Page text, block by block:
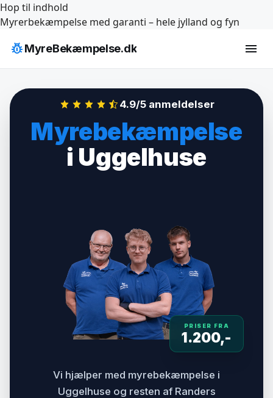
Hop til indhold
Myrerbekæmpelse med garanti – hele jylland og fyn
pest_controlMyreBekæmpelse.dk menu
4.9/5 anmeldelser
Myrebekæmpelse
i Uggelhuse
PRISER FRA
1.200,-
Vi hjælper med myrebekæmpelse i
Uggelhuse og resten af Randers